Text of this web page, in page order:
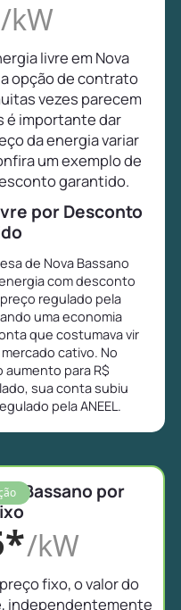
/kW
livre em Nova
opção de contrato
vezes parecem
é importante dar
da energia variar
um exemplo de
garantido.
por Desconto
de Nova Bassano
com desconto
regulado pela
uma economia
que costumava vir
cativo. No
para R$
sua conta subiu
pela ANEEL.
Bassano por
/kW
fixo, o valor do
independentemente